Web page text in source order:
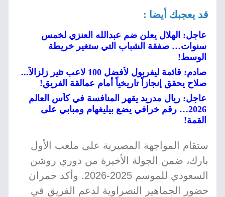
قد يعجبك أيضا :
عاجل: الهلال يعلن ضم عبدالله العنزي لخمس
سنوات… صفقة الشباب التي ستغير خريطة
الوسط!
صادم: قائمة ليفربول لأفضل 100 لاعب تثير زلزالاً...
صلاح يحقق إنجازاً تاريخياً أمام عمالقة الفريق!
عاجل: ريال مدريد يقهر المنافسة في كأس العالم
2026… رقم خرافي يضع بيليغهام ومبابي على
القمة!
ستقام المواجهة المصيرية على ملعب الأول
بارك، ضمن الجولة الأخيرة من دوري روشن
السعودي للموسم 2025-2026. وأكد حمران
حضور الجماهير النصراوية لدعم الفريق في